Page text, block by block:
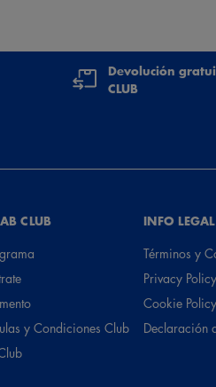
Devolución
CLUB
CLUB
y Condiciones Club
INFO LEGAL
Términos y
Privacy Policy
Cookie Policy
Declaración